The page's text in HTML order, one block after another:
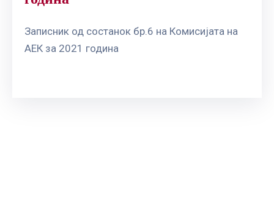
Записник од состанок бр.6 на Комисијата на
АЕК за 2021 година